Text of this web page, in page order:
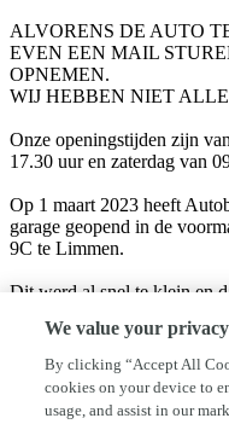
ALVORENS DE AUTO
EVEN EEN MAIL
OPNEMEN.
WIJ HEBBEN NIET
Onze openingstijden zijn
17.30 uur en zaterdag van
Op 1 maart 2023 heeft
garage geopend in de
9C te Limmen.
Dit werd al snel te klein en
goed bereikbare plek:
Leeuwen en Jeroen
nieuw én hypermodern
We value your privacy
By clicking “Accept All
cookies on your device to
usage, and assist in our